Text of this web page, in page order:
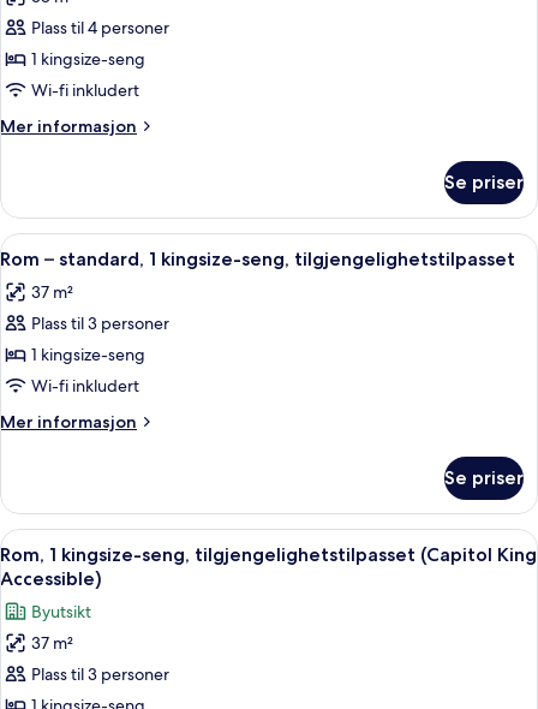
tilgjengelighetstilpasset
In
Shower)
av
Studio,
1
kingsize-
seng,
Plass til 4 personer
1 kingsize-seng
Wi-fi inkludert
Mer informasjon
Mer
1
kingsize-
seng,
tilgjengelighetstilpasset
Se priser
Åpne
alle
bildene
av
Rom
–
standard,
1
seng,
tilgjengelighetstilpasset
Sengetøy av topp kvalitet,
7
Rom – standard, 1 kingsize-seng, tilgjengelighetstilpasset
37 m²
Plass til 3 personer
1 kingsize-seng
Wi-fi inkludert
Mer informasjon
Mer
–
standard,
1
kingsize-
tilgjengelighetstilpasset
Se priser
Åpne
alle
bildene
av
Rom,
1
8
Rom, 1 kingsize-seng, tilgjengelighetstilpasset (Capitol King
Accessible)
Byutsikt
37 m²
Plass til 3 personer